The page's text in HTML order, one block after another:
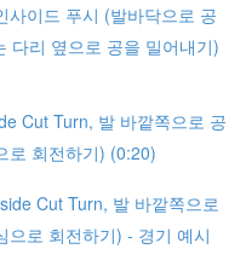
사이드 푸시 (발바닥으로 공
다리 옆으로 공을 밀어내기)
Cut Turn, 발 바깥쪽으로 공
로 회전하기) (0:20)
Cut Turn, 발 바깥쪽으로
으로 회전하기) - 경기 예시